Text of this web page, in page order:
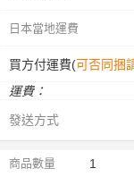
日本當地運費
買方付運費(可否同捆
運費：
發送方式
商品數量 1